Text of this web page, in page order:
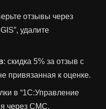
отзывы через
удалите
: скидка 5% за отзыв с
привязанная к оценке.
в “1С:Управление
через СМС.